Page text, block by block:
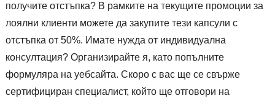
получите отстъпка? В рамките на текущите промоции за
лоялни клиенти можете да закупите тези капсули с
отстъпка от 50%. Имате нужда от индивидуална
консултация? Организирайте я, като попълните
формуляра на уебсайта. Скоро с вас ще се свърже
сертифициран специалист, който ще отговори на